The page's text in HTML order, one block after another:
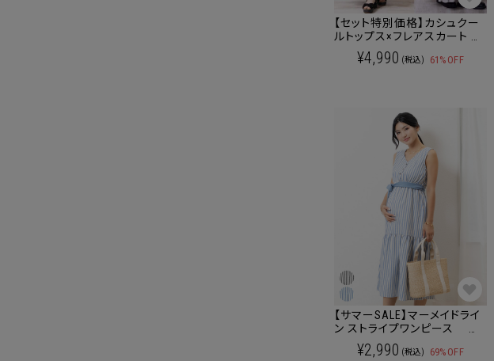
【セット特別価格】カシュクー
ルトップス×フレアスカート セ
ットアップ マタニティ 授乳服
産後も使える
¥4,990 (税込) 61%OFF
【サマーSALE】マーメイドライ
ン ストライプワンピース マ
タニティ 授乳服 産後も使え
¥2,990 (税込) 69%OFF